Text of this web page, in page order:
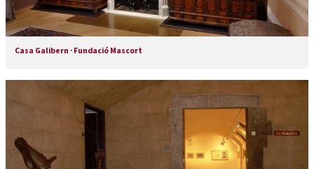
Casa Galibern · Fundació Mascort